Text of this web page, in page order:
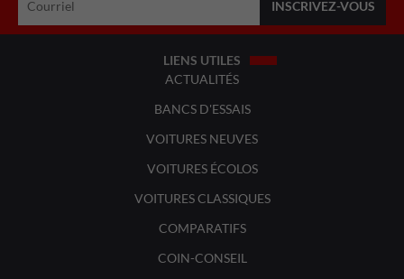
LIENS UTILES
ACTUALITÉS
BANCS D'ESSAIS
VOITURES NEUVES
VOITURES ÉCOLOS
VOITURES CLASSIQUES
COMPARATIFS
COIN-CONSEIL